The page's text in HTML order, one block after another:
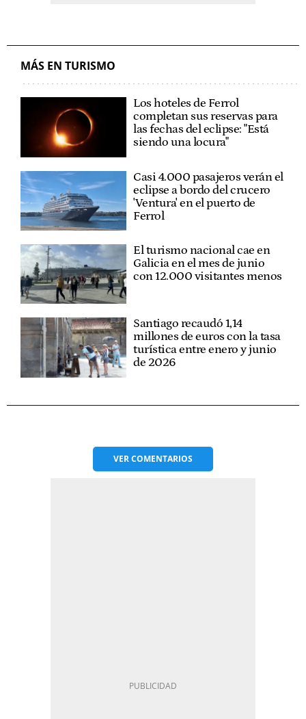
MÁS EN TURISMO
Los hoteles de Ferrol
completan sus reservas para
las fechas del eclipse: "Está
siendo una locura"
Casi 4.000 pasajeros verán el
eclipse a bordo del crucero
'Ventura' en el puerto de
Ferrol
El turismo nacional cae en
Galicia en el mes de junio
con 12.000 visitantes menos
Santiago recaudó 1,14
millones de euros con la tasa
turística entre enero y junio
de 2026
VERCOMENTARIOS